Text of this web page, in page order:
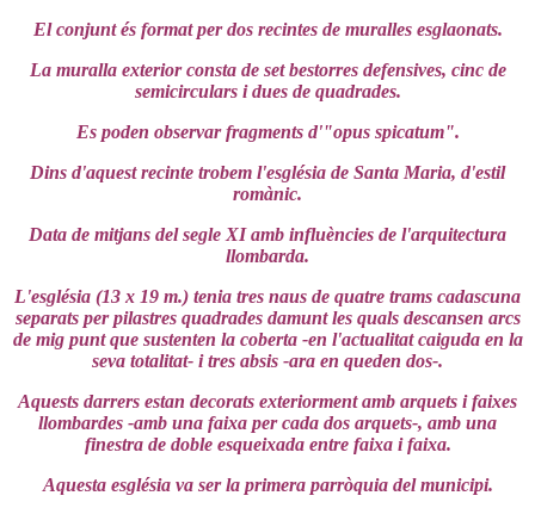
El conjunt és format per dos recintes de muralles esglaonats.
La muralla exterior consta de set bestorres defensives, cinc de
semicirculars i dues de quadrades.
Es poden observar fragments d'"opus spicatum".
Dins d'aquest recinte trobem l'església de Santa Maria, d'estil
romànic.
Data de mitjans del segle XI amb influències de l'arquitectura
llombarda.
L'església (13 x 19 m.) tenia tres naus de quatre trams cadascuna
separats per pilastres quadrades damunt les quals descansen arcs
de mig punt que sustenten la coberta -en l'actualitat caiguda en la
seva totalitat- i tres absis -ara en queden dos-.
Aquests darrers estan decorats exteriorment amb arquets i faixes
llombardes -amb una faixa per cada dos arquets-, amb una
finestra de doble esqueixada entre faixa i faixa.
Aquesta església va ser la primera parròquia del municipi.